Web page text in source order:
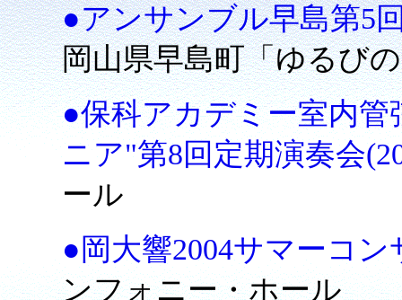
●アンサンブル早島第5
岡山県早島町「ゆるび
●保科アカデミー室内
ニア"第8回定期演奏会
ール
●岡大響2004サマーコン
ンフォニー・ホール